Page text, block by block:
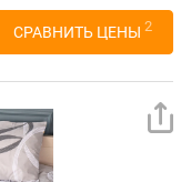
СРАВНИТЬ ЦЕНЫ 2